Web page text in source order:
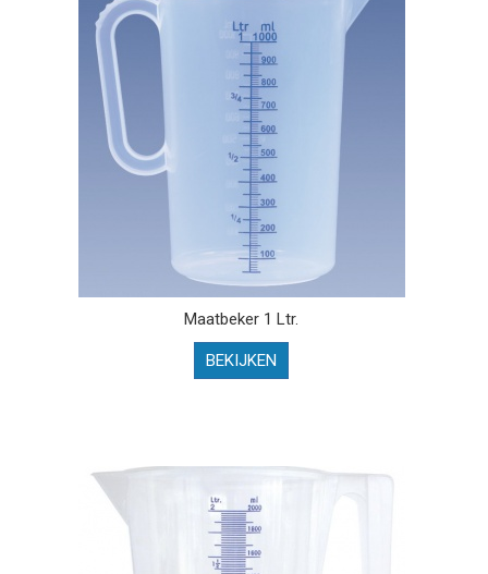
Maatbeker 1 Ltr.
BEKIJKEN